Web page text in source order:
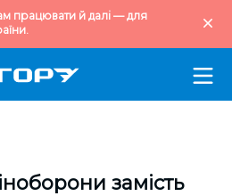
працювати й далі — для
замість